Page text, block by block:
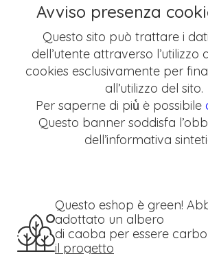
Avviso presenza
Questo sito può trattare i
dell’utente attraverso l’utilizzo
cookies esclusivamente per
all’utilizzo del sito.
Per saperne di più̀ è possibile
Questo banner soddisfa
dell’informativa
Questo eshop è green!
adottato un albero
di caoba per essere
il progetto